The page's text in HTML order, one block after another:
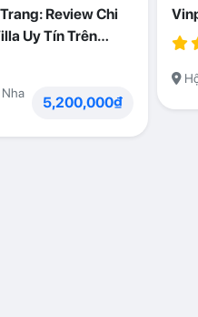
Review Chi
Uy Tín Trên
Nha
5,200,000₫